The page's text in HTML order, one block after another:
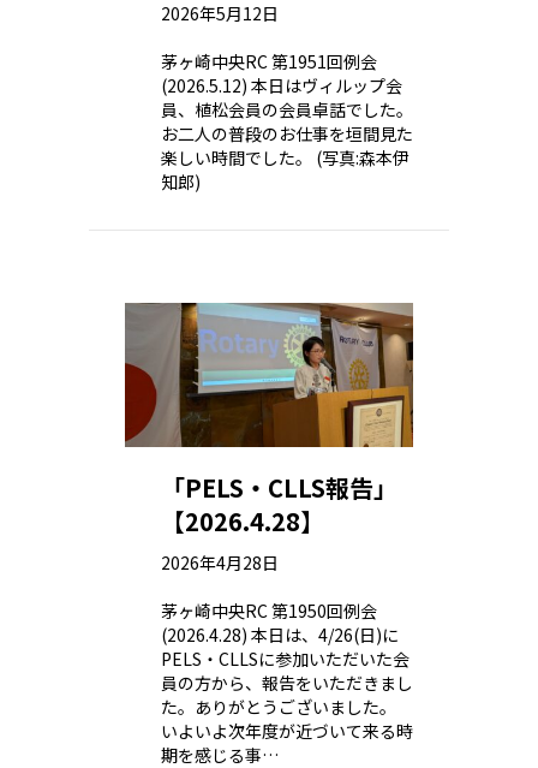
2026年5月12日
茅ヶ崎中央RC 第1951回例会
(2026.5.12) 本日はヴィルップ会
員、植松会員の会員卓話でした。
お二人の普段のお仕事を垣間見た
楽しい時間でした。 (写真:森本伊
知郎)
「PELS・CLLS報告」
【2026.4.28】
2026年4月28日
茅ヶ崎中央RC 第1950回例会
(2026.4.28) 本日は、4/26(日)に
PELS・CLLSに参加いただいた会
員の方から、報告をいただきまし
た。ありがとうございました。
いよいよ次年度が近づいて来る時
期を感じる事…